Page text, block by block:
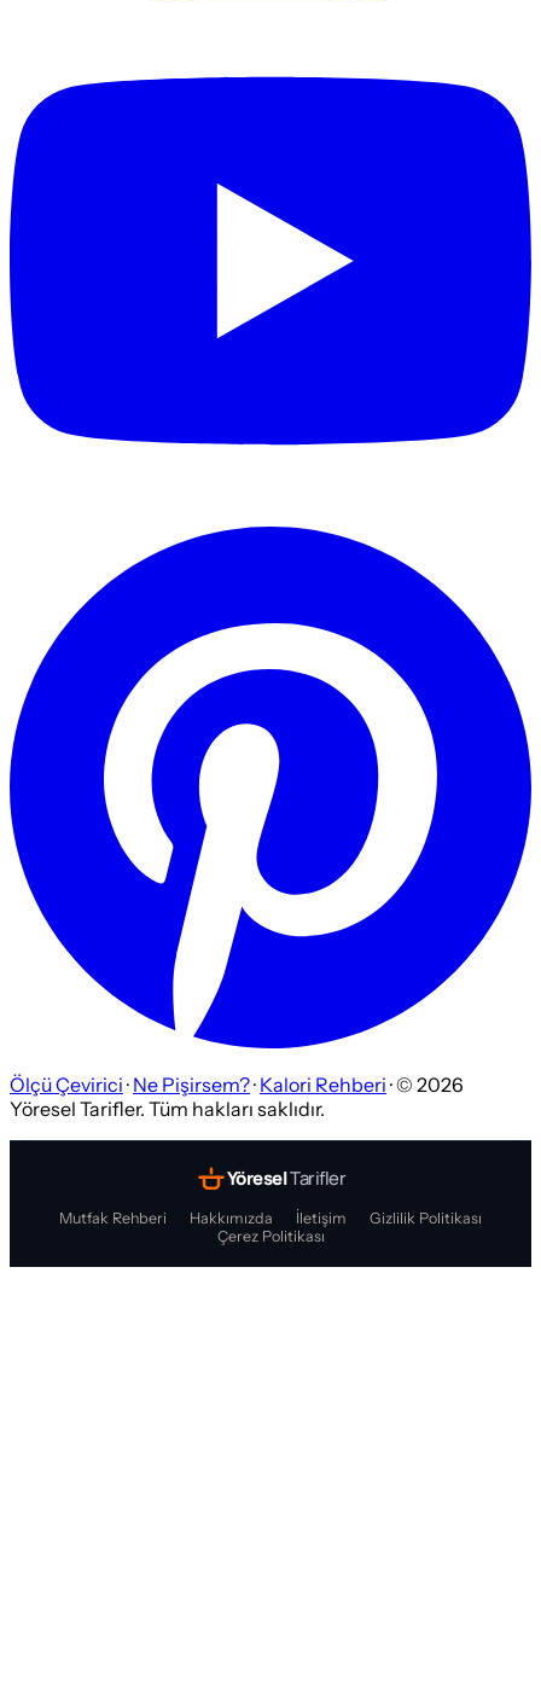
Ölçü Çevirici · Ne Pişirsem?· Kalori Rehberi · © 2026
Yöresel Tarifler. Tüm hakları saklıdır.
YöreselTarifler
Mutfak Rehberi Hakkımızda İletişim
Gizlilik Politikası
Çerez Politikası